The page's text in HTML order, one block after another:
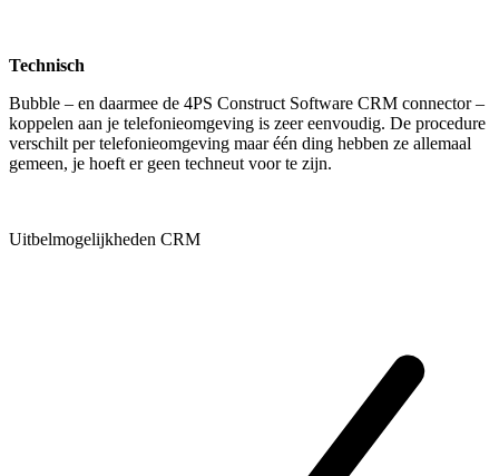
Technisch
Bubble – en daarmee de 4PS Construct Software CRM connector –
koppelen aan je telefonieomgeving is zeer eenvoudig. De procedure
verschilt per telefonieomgeving maar één ding hebben ze allemaal
gemeen, je hoeft er geen techneut voor te zijn.
Uitbelmogelijkheden CRM